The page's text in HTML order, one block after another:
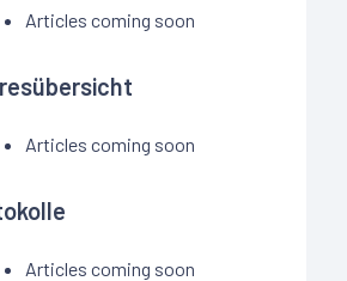
Articles coming soon
Articles coming soon
Articles coming soon